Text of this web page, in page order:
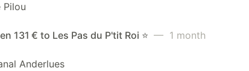
Pilou
131 € to Les Pas du P'tit Roi ⭐️ — 1 month
Anderlues